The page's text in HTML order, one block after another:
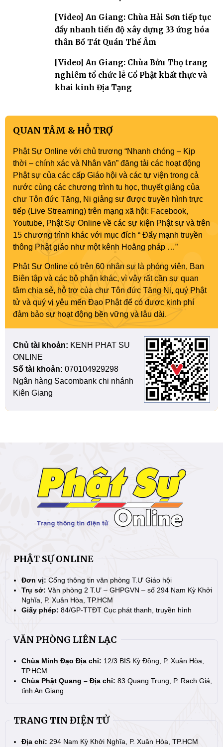
[Video] An Giang: Chùa Hải Sơn tiếp tục
đẩy nhanh tiến độ xây dựng 33 ứng hóa
thân Bồ Tát Quán Thế Âm
[Video] An Giang: Chùa Bửu Thọ trang
nghiêm tổ chức lễ Cổ Phật khất thực và
khai kinh Địa Tạng
QUAN TÂM & HỖ TRỢ
Phật Sự Online với chủ trương “Nhanh chóng – Kịp
thời – chính xác và Nhân văn” đăng tải các hoạt động
Phật sự của các cấp Giáo hội và các tự viện trong cả
nước cùng các chương trình tu học, thuyết giảng của
chư Tôn đức Tăng, Ni giảng sư được truyền hình trực
tiếp (Live Streaming) trên mạng xã hội: Facebook,
Youtube, Phật Sự Online về các sự kiện Phật sự và trên
15 chương trình khác với mục đích “ Đẩy mạnh truyền
thông Phật giáo như một kênh Hoằng pháp …”
Phật Sự Online có trên 60 nhân sự là phóng viên, Ban
Biên tập và các bộ phận khác, vì vậy rất cần sự quan
tâm chia sẻ, hỗ trợ của chư Tôn đức Tăng Ni, quý Phật
tử và quý vị yêu mến Đạo Phật để có được kinh phí
đảm bảo sự hoạt động bền vững và lâu dài.
Chủ tài khoản: KENH PHAT SU
ONLINE
Số tài khoản: 070104929298
Ngân hàng Sacombank chi nhánh
Kiên Giang
PHẬT SỰ ONLINE
Đơn vị: Cổng thông tin văn phòng T.Ư Giáo hội
Trụ sở: Văn phòng 2 T.Ư – GHPGVN – số 294 Nam Kỳ Khởi
Nghĩa, P. Xuân Hòa, TP.HCM
Giấy phép: 84/GP-TTĐT Cục phát thanh, truyền hình
VĂN PHÒNG LIÊN LẠC
Chùa Minh Đạo Địa chỉ: 12/3 BIS Kỳ Đồng, P. Xuân Hòa,
TP.HCM
Chùa Phật Quang – Địa chỉ: 83 Quang Trung, P. Rạch Giá,
tỉnh An Giang
TRANG TIN ĐIỆN TỬ
Địa chỉ: 294 Nam Kỳ Khởi Nghĩa, P. Xuân Hòa, TP.HCM